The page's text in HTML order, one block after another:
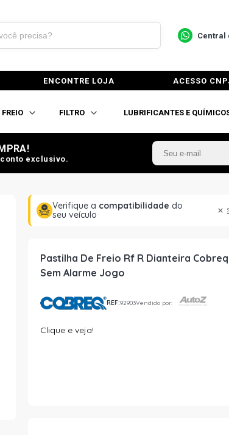
Central
ENCONTRE LOJA ACESSO
FREIO FILTRO LUBRIFICANTES E
exclusivo.
Verifique a compatibilidade do
seu veículo
Pastilha De Freio Rf R Dianteira
Sem Alarme Jogo
REF:92903Vendido por:
Clique e veja!